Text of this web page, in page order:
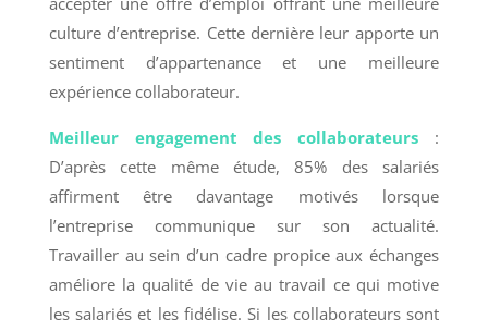
culture d’entreprise. Cette dernière leur apporte un
sentiment d’appartenance et une meilleure
expérience collaborateur.
Meilleur engagement des collaborateurs :
D’après cette même étude, 85% des salariés
affirment être davantage motivés lorsque
l’entreprise communique sur son actualité.
Travailler au sein d’un cadre propice aux échanges
améliore la qualité de vie au travail ce qui motive
les salariés et les fidélise. Si les collaborateurs sont